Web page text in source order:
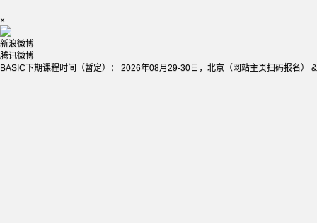
×
新浪微博
腾讯微博
BASIC下期课程时间（暂定）： 2026年08月29-30日，北京（网站主页扫码报名）